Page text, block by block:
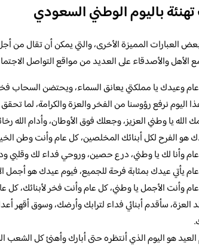
باليوم الوطني السعودي
العبارات المميزة الأخرى، والتي يمكن أن تقال من
الأهل والأصدقاء على العديد من مواقع التواصل
وعيدك يا مملكتي يعانق السماء، ويحتضن السحاب
اليوم نرفع رؤوسنا من الفخر والعزة والكرامة، لما
الله يا وطني العزيز، وجعلك فوق الأوطان، وأدام الله
هو الفرح لكل أبنائك المخلصين، كل عام وأنت وطن
وأنا لك يا وطني، درع حصين، وروحي فداء لك وقلبي
يأتي عيدك بمثابة فرحة للجميع، فيوم عيدك هو أجمل
وأنت الأجمل يا وطني، كل عام وأنت فخر لأبنائك،
العزة، سأقدم أبنائي فداء لترابك وأرضك، وسوق
هو اليوم الذي أنتظره حتى أبارك وأهنئ كل الشعب